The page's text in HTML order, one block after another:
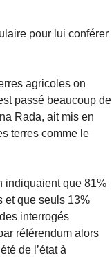
pour lui conférer
agricoles on
passé beaucoup de
Rada, ait mis en
terres comme le
indiquaient que 81%
et que seuls 13%
interrogés
référendum alors
de l’état à